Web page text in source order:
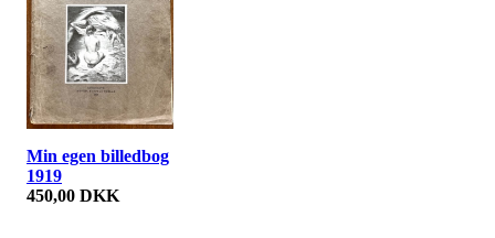
Min egen billedbog
1919
450,00 DKK